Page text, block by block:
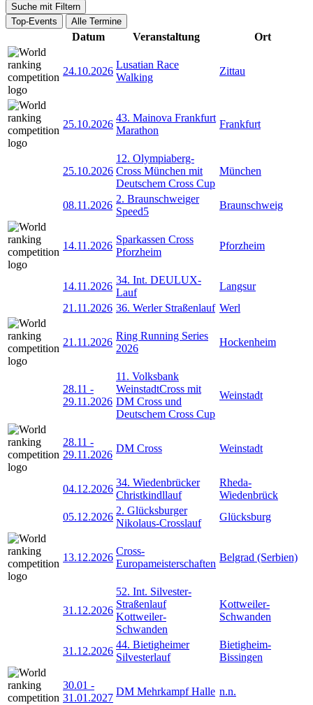
Suche mit Filtern
Top-Events
Alle Termine
Datum Veranstaltung Ort
24.10.2026
Lusatian Race
Walking
Zittau
25.10.2026
43. Mainova Frankfurt
Marathon
Frankfurt
25.10.2026
12. Olympiaberg-
Cross München mit
Deutschem Cross Cup
München
08.11.2026
2. Braunschweiger
Speed5
Braunschweig
14.11.2026
Sparkassen Cross
Pforzheim
Pforzheim
14.11.2026
34. Int. DEULUX-
Lauf
Langsur
21.11.2026 36. Werler Straßenlauf Werl
21.11.2026
Ring Running Series
2026
Hockenheim
28.11 -
29.11.2026
11. Volksbank
WeinstadtCross mit
DM Cross und
Deutschem Cross Cup
Weinstadt
28.11 -
29.11.2026
DM Cross Weinstadt
04.12.2026
34. Wiedenbrücker
Christkindllauf
Rheda-
Wiedenbrück
05.12.2026
2. Glücksburger
Nikolaus-Crosslauf
Glücksburg
13.12.2026
Cross-
Europameisterschaften
Belgrad (Serbien)
31.12.2026
52. Int. Silvester-
Straßenlauf
Kottweiler-
Schwanden
Kottweiler-
Schwanden
31.12.2026
44. Bietigheimer
Silvesterlauf
Bietigheim-
Bissingen
30.01 -
31.01.2027
DM Mehrkampf Halle n.n.